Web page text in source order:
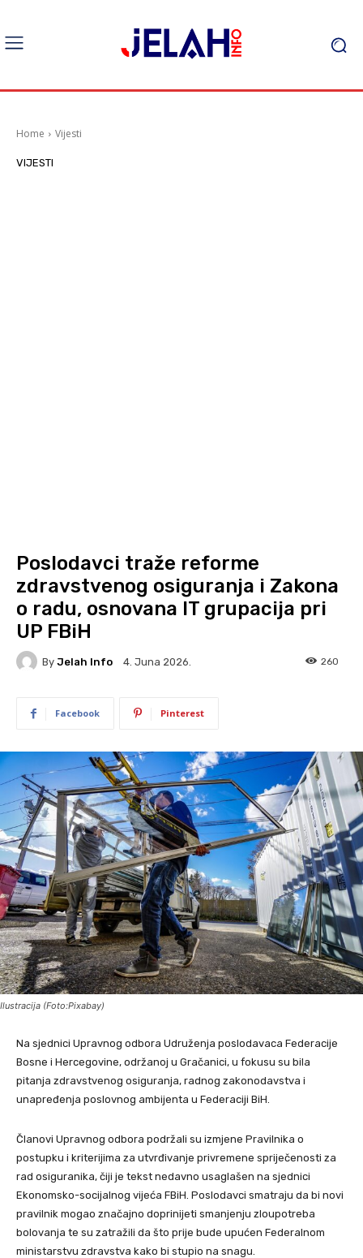
Home Vijesti
VIJESTI
Poslodavci traže reforme
zdravstvenog osiguranja i Zakona
o radu, osnovana IT grupacija pri
UP FBiH
By Jelah Info 4. Juna 2026. 260
Facebook Pinterest
Ilustracija (Foto:Pixabay)
Na sjednici Upravnog odbora Udruženja poslodavaca Federacije
Bosne i Hercegovine, održanoj u Gračanici, u fokusu su bila
pitanja zdravstvenog osiguranja, radnog zakonodavstva i
unapređenja poslovnog ambijenta u Federaciji BiH.
Članovi Upravnog odbora podržali su izmjene Pravilnika o
postupku i kriterijima za utvrđivanje privremene spriječenosti za
rad osiguranika, čiji je tekst nedavno usaglašen na sjednici
Ekonomsko-socijalnog vijeća FBiH. Poslodavci smatraju da bi novi
pravilnik mogao značajno doprinijeti smanjenju zloupotreba
bolovanja te su zatražili da što prije bude upućen Federalnom
ministarstvu zdravstva kako bi stupio na snagu.